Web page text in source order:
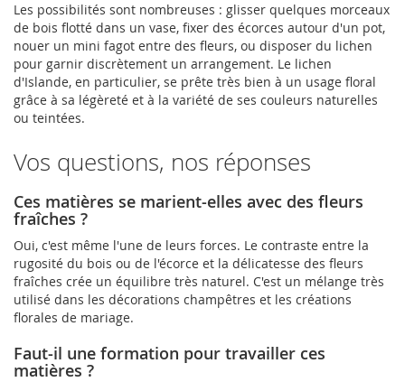
Les possibilités sont nombreuses : glisser quelques morceaux
de bois flotté dans un vase, fixer des écorces autour d'un pot,
nouer un mini fagot entre des fleurs, ou disposer du lichen
pour garnir discrètement un arrangement. Le lichen
d'Islande, en particulier, se prête très bien à un usage floral
grâce à sa légèreté et à la variété de ses couleurs naturelles
ou teintées.
Vos questions, nos réponses
Ces matières se marient-elles avec des fleurs
fraîches ?
Oui, c'est même l'une de leurs forces. Le contraste entre la
rugosité du bois ou de l'écorce et la délicatesse des fleurs
fraîches crée un équilibre très naturel. C'est un mélange très
utilisé dans les décorations champêtres et les créations
florales de mariage.
Faut-il une formation pour travailler ces
matières ?